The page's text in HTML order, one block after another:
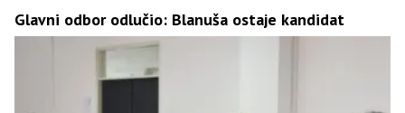
Glavni odbor odlučio: Blanuša ostaje kandidat